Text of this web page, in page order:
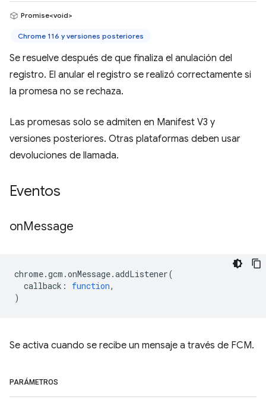
Promise<void>
Chrome 116 y versiones posteriores
Se resuelve después de que finaliza el anulación del
registro. El anular el registro se realizó correctamente si
la promesa no se rechaza.
Las promesas solo se admiten en Manifest V3 y
versiones posteriores. Otras plataformas deben usar
devoluciones de llamada.
Eventos
onMessage
chrome.gcm .onMessage.addListener(
callback : function,
)
Se activa cuando se recibe un mensaje a través de FCM.
PARÁMETROS